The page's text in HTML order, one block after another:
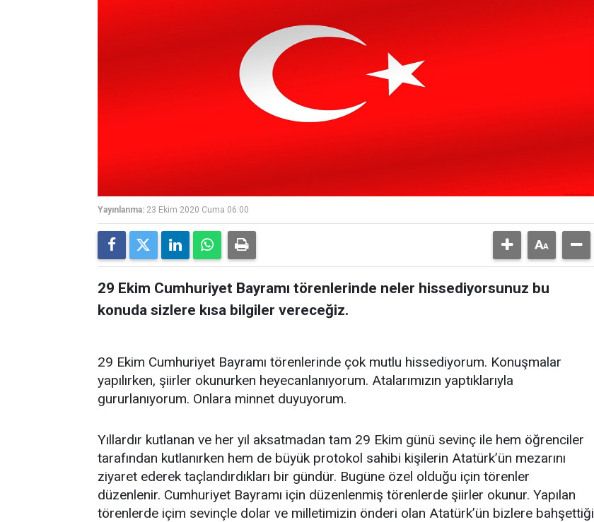
Yayınlanma: 23 Ekim 2020 Cuma 06:00
29 Ekim Cumhuriyet Bayramı törenlerinde neler hissediyorsunuz bu
konuda sizlere kısa bilgiler vereceğiz.
29 Ekim Cumhuriyet Bayramı törenlerinde çok mutlu hissediyorum. Konuşmalar
yapılırken, şiirler okunurken heyecanlanıyorum. Atalarımızın yaptıklarıyla
gururlanıyorum. Onlara minnet duyuyorum.
Yıllardır kutlanan ve her yıl aksatmadan tam 29 Ekim günü sevinç ile hem öğrenciler
tarafından kutlanırken hem de büyük protokol sahibi kişilerin Atatürk’ün mezarını
ziyaret ederek taçlandırdıkları bir gündür. Bugüne özel olduğu için törenler
düzenlenir. Cumhuriyet Bayramı için düzenlenmiş törenlerde şiirler okunur. Yapılan
törenlerde içim sevinçle dolar ve milletimizin önderi olan Atatürk’ün bizlere bahşettiği